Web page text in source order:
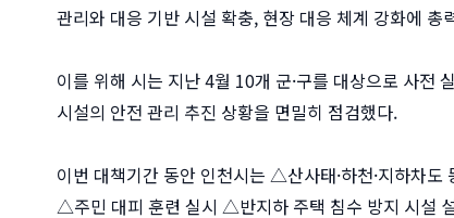
관리와 대응 기반 시설 확충, 현장 대응 체계 강화에 총
이를 위해 시는 지난 4월 10개 군·구를 대상으로 사전
시설의 안전 관리 추진 상황을 면밀히 점검했다.
이번 대책기간 동안 인천시는 △산사태·하천·지하차
△주민 대피 훈련 실시 △반지하 주택 침수 방지 시설